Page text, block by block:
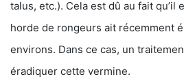
talus, etc.). Cela est dû au fait qu’il
horde de rongeurs ait récemment
environs. Dans ce cas, un
éradiquer cette vermine.